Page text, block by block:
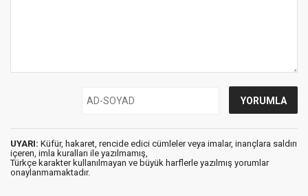
UYARI: Küfür, hakaret, rencide edici cümleler veya imalar, inançlara saldırı
içeren, imla kuralları ile yazılmamış,
Türkçe karakter kullanılmayan ve büyük harflerle yazılmış yorumlar
onaylanmamaktadır.